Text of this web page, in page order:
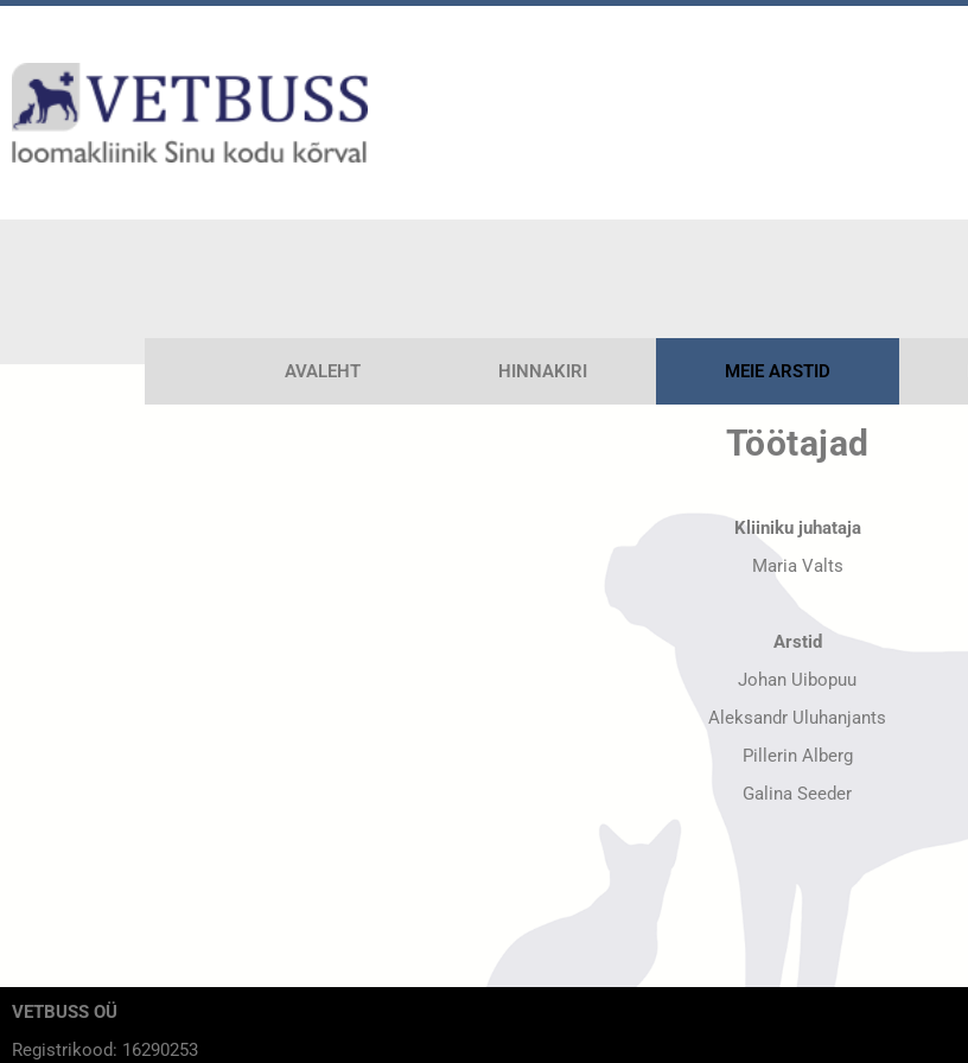
AVALEHT HINNAKIRI MEIE ARSTID
Töötajad
Kliiniku juhataja
Maria Valts
Arstid
Johan Uibopuu
Aleksandr Uluhanjants
Pillerin Alberg
Galina Seeder
VETBUSS OÜ
Registrikood: 16290253